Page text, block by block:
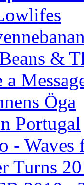
&
a
Öga
Portugal
- Waves
Turns